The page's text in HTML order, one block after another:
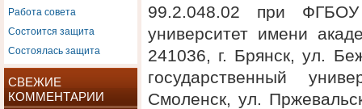
Работа совета
Состоится защита
Состоялась защита
СВЕЖИЕ
КОММЕНТАРИИ
99.2.048.02 при ФГБОУ
университет имени
241036, г. Брянск, ул.
государственный
Смоленск, ул.